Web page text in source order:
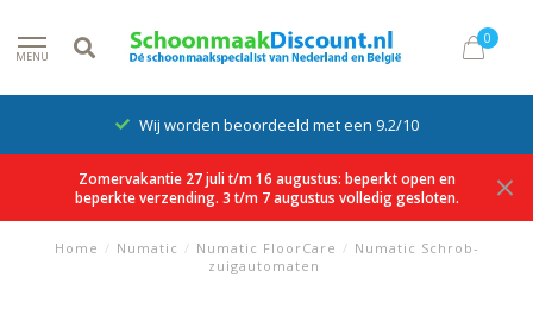
MENU
0
Wij worden beoordeeld met een 9.2/10
Zomervakantie 27 juli t/m 16 augustus: beperkt open en
beperkte verzending. 3 t/m 7 augustus volledig gesloten.
Home / Numatic / Numatic FloorCare / Numatic Schrob-
zuigautomaten